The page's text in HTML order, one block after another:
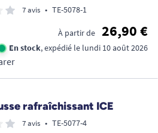
7 avis • TE-5078-1
À partir de 26,90 €
En stock, expédié le lundi 10 août 2026
rafraîchissant ICE
7 avis • TE-5077-4